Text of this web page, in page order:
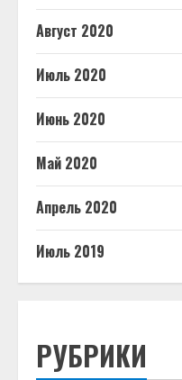
Август 2020
Июль 2020
Июнь 2020
Май 2020
Апрель 2020
Июль 2019
РУБРИКИ